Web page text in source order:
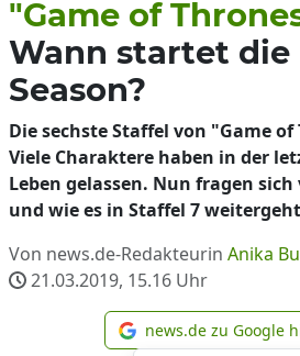
"Game of
Wann startet die
Season?
Die sechste Staffel von "Game
Viele Charaktere haben in der
Leben gelassen. Nun fragen sich
und wie es in Staffel 7
Von news.de-Redakteurin Anika
21.03.2019, 15.16 Uhr
news.de zu Google